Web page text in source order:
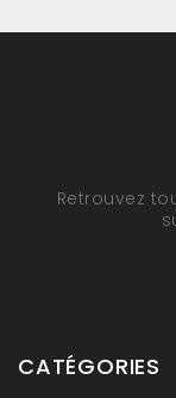
Retrouvez
CATÉGORIES